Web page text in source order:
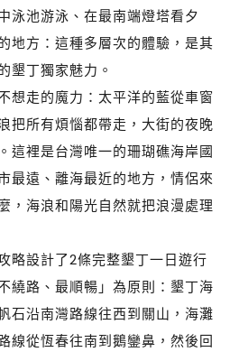
泳池游泳、在最南端燈塔看夕
地方：這種多層次的體驗，是其
墾丁獨家魅力。
想走的魔力：太平洋的藍從車窗
把所有煩惱都帶走，大街的夜晚
這裡是台灣唯一的珊瑚礁海岸國
最遠、離海最近的地方，情侶來
，海浪和陽光自然就把浪漫處理
略設計了2條完整墾丁一日遊行
繞路、最順暢」為原則：墾丁海
石沿南灣路線往西到關山，海灘
線從恆春往南到鵝鑾鼻，然後回